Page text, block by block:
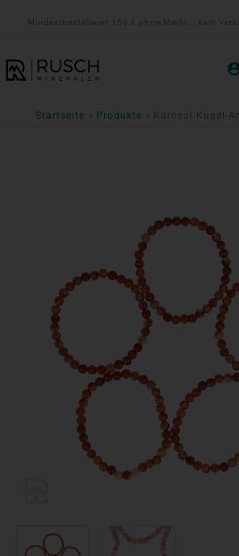
Mindestbestellwert 150 € ohne MwSt. | Kein
Startseite Produkte Karneol-Kugel-